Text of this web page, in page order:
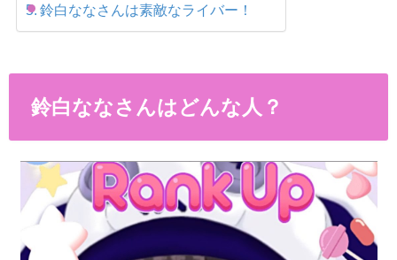
鈴白ななさんは素敵なライバー！
鈴白ななさんはどんな人？